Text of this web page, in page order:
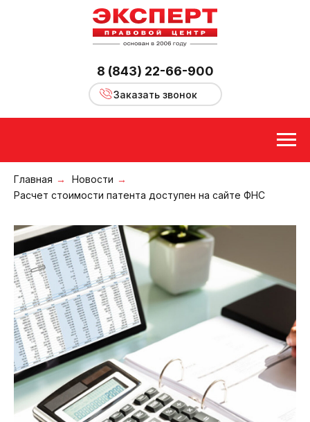
8 (843) 22-66-900
Заказать звонок
Главная → Новости →
Расчет стоимости патента доступен на сайте ФНС